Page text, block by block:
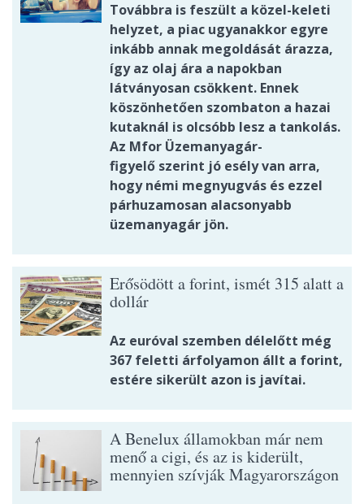
Továbbra is feszült a közel-keleti
helyzet, a piac ugyanakkor egyre
inkább annak megoldását árazza,
így az olaj ára a napokban
látványosan csökkent. Ennek
köszönhetően szombaton a hazai
kutaknál is olcsóbb lesz a tankolás.
Az Mfor Üzemanyagár-
figyelő szerint jó esély van arra,
hogy némi megnyugvás és ezzel
párhuzamosan alacsonyabb
üzemanyagár jön.
Erősödött a forint, ismét 315 alatt a
dollár
Az euróval szemben délelőtt még
367 feletti árfolyamon állt a forint,
estére sikerült azon is javítai.
A Benelux államokban már nem
menő a cigi, és az is kiderült,
mennyien szívják Magyarországon